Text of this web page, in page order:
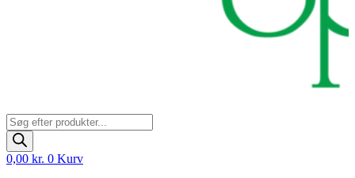
Products
search
0,00 kr. 0 Kurv